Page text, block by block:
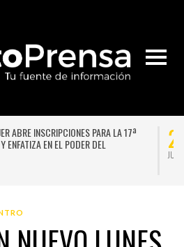
ABRE INSCRIPCIONES PARA LA 17ª
ENFATIZA EN EL PODER DEL
JUL